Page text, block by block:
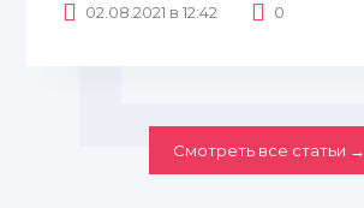
02.08.2021 в 12:42 0
Смотреть все статьи →